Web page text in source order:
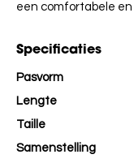
een comfortabele en
Specificaties
Pasvorm
Lengte
Taille
Samenstelling